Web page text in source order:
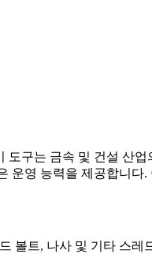
구는 금속 및 건설 산
영 능력을 제공합니다
볼트, 나사 및 기타 스